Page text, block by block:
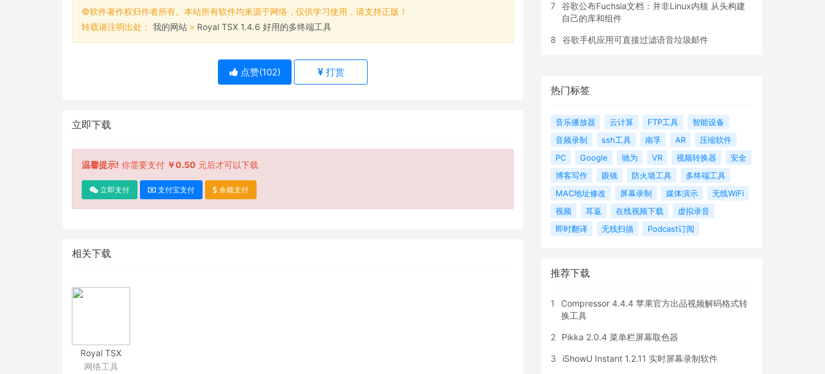
©软件著作权归作者所有。本站所有软件均来源于网络，仅供学习使用，请支持正版！
转载请注明出处： 我的网站 » Royal TSX 1.4.6 好用的多终端工具
点赞(102) 打赏
立即下载
温馨提示! 你需要支付 ￥0.50 元后才可以下载
立即支付 支付宝支付 余额支付
相关下载
Royal TSX
1.4.6
网络工具
7 谷歌公布Fuchsia文档：并非Linux内核 从头构建
自己的库和组件
8 谷歌手机应用可直接过滤语音垃圾邮件
热门标签
音乐播放器 云计算 FTP工具
智能设备
音频录制
ssh工具 南孚 AR
压缩软件
PC
Google 驰为 VR 视频转换器
安全
博客写作
眼镜 防火墙工具
多终端工具
MAC地址修改
屏幕录制 媒体演示
无线WiFi
视频
耳返 在线视频下载
虚拟录音
即时翻译
无线扫描 Podcast订阅
推荐下载
1
Compressor 4.4.4 苹果官方出品视频解码格式转
换工具
2 Pikka 2.0.4 菜单栏屏幕取色器
3 iShowU Instant 1.2.11 实时屏幕录制软件